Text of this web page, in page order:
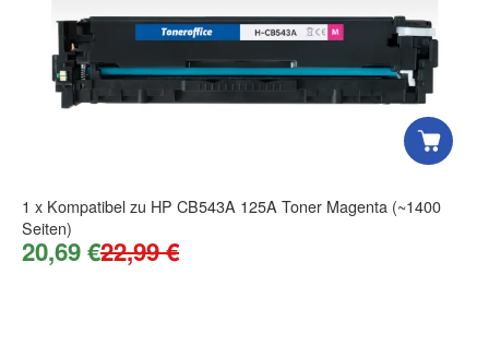
Telefon
1 x Kompatibel zu HP CB543A 125A Toner Magenta (~1400
Seiten)
20,69 €22,99 €